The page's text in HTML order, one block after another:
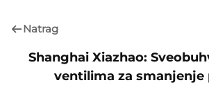
Natrag
Shanghai Xiazhao:
ventilima za smanjenje